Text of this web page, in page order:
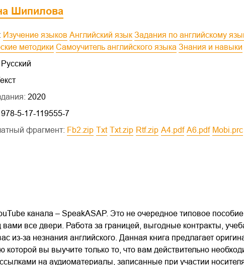
Шипилова
Изучение языков Английский язык
Задания по английскому
методики
Самоучитель английского языка Знания и навыки
Русский
2020
978-5-17-119555-7
фрагмент:
fb2.zip txt txt.zip rtf.zip a4.pdf a6.pdf mobi.prc
канала – SpeakASAP. Это не очередное типовое
все двери. Работа за границей, выгодные контракты,
из-за незнания английского. Данная книга предлагает
которой вы выучите только то, что вам действительно
на аудиоматериалы, записанные при участии